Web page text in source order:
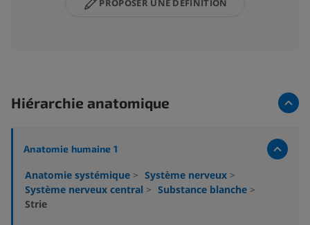
PROPOSER UNE DÉFINITION
Hiérarchie anatomique
Anatomie humaine 1
Anatomie systémique > Système nerveux >
Système nerveux central > Substance blanche >
Strie